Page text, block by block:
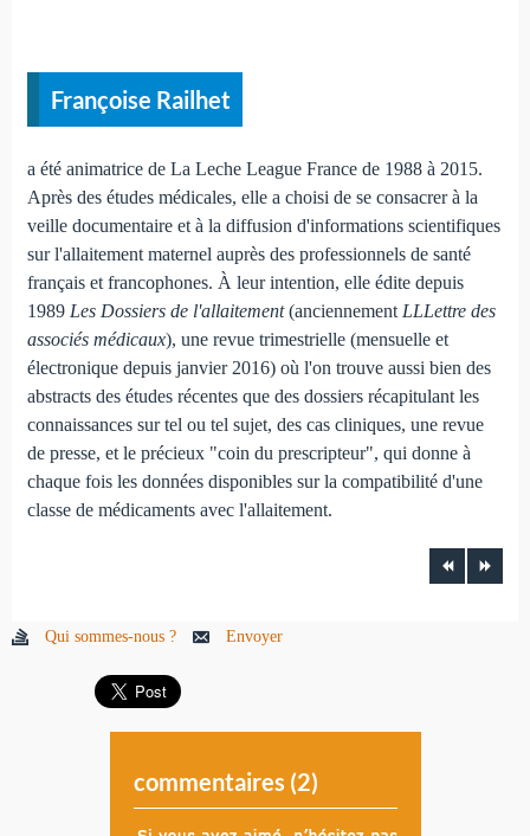
Françoise Railhet
a été animatrice de La Leche League France de 1988 à 2015.
Après des études médicales, elle a choisi de se consacrer à la
veille documentaire et à la diffusion d'informations scientifiques
sur l'allaitement maternel auprès des professionnels de santé
français et francophones. À leur intention, elle édite depuis
1989 Les Dossiers de l'allaitement(anciennement LLLettre des
associés médicaux), une revue trimestrielle (mensuelle et
électronique depuis janvier 2016) où l'on trouve aussi bien des
abstracts des études récentes que des dossiers récapitulant les
connaissances sur tel ou tel sujet, des cas cliniques, une revue
de presse, et le précieux "coin du prescripteur", qui donne à
chaque fois les données disponibles sur la compatibilité d'une
classe de médicaments avec l'allaitement.
Qui sommes-nous ? Envoyer
commentaires (2)